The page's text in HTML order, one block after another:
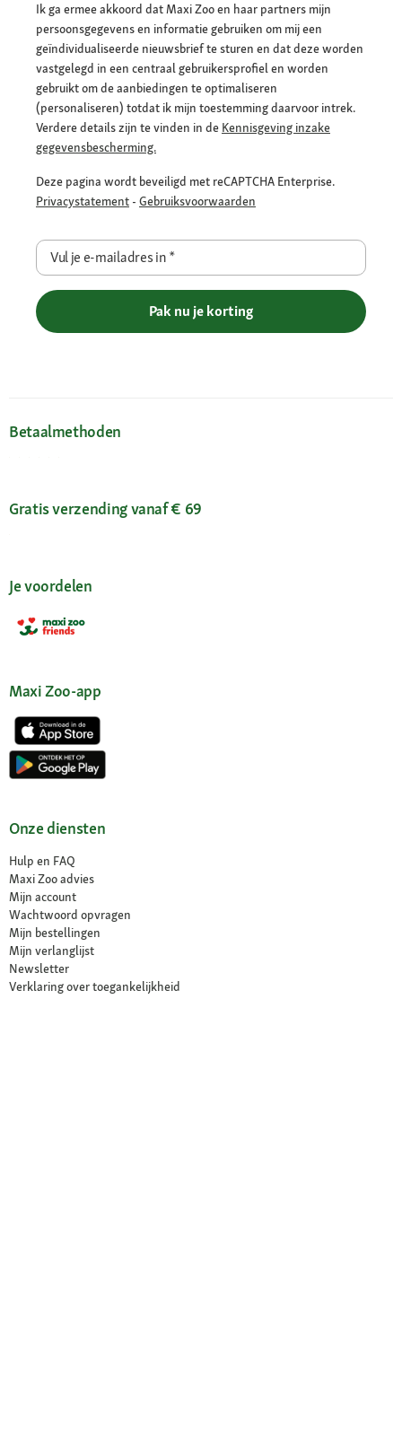
Ik ga ermee akkoord dat Maxi Zoo en haar partners mijn
persoonsgegevens en informatie gebruiken om mij een
geïndividualiseerde nieuwsbrief te sturen en dat deze worden
vastgelegd in een centraal gebruikersprofiel en worden
gebruikt om de aanbiedingen te optimaliseren
(personaliseren) totdat ik mijn toestemming daarvoor intrek.
Verdere details zijn te vinden in de Kennisgeving inzake
gegevensbescherming.
Deze pagina wordt beveiligd met reCAPTCHA Enterprise.
Privacystatement - Gebruiksvoorwaarden
Vul je e-mailadres in*
Pak nu je korting
Betaalmethoden
Gratis verzending vanaf € 69
Je voordelen
Maxi Zoo-app
Onze diensten
Hulp en FAQ
Maxi Zoo advies
Mijn account
Wachtwoord opvragen
Mijn bestellingen
Mijn verlanglijst
Newsletter
Verklaring over toegankelijkheid